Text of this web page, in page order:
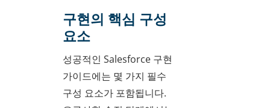
구현의 핵심 구성
요소
성공적인 Salesforce 구현
가이드에는 몇 가지 필수
구성 요소가 포함됩니다.